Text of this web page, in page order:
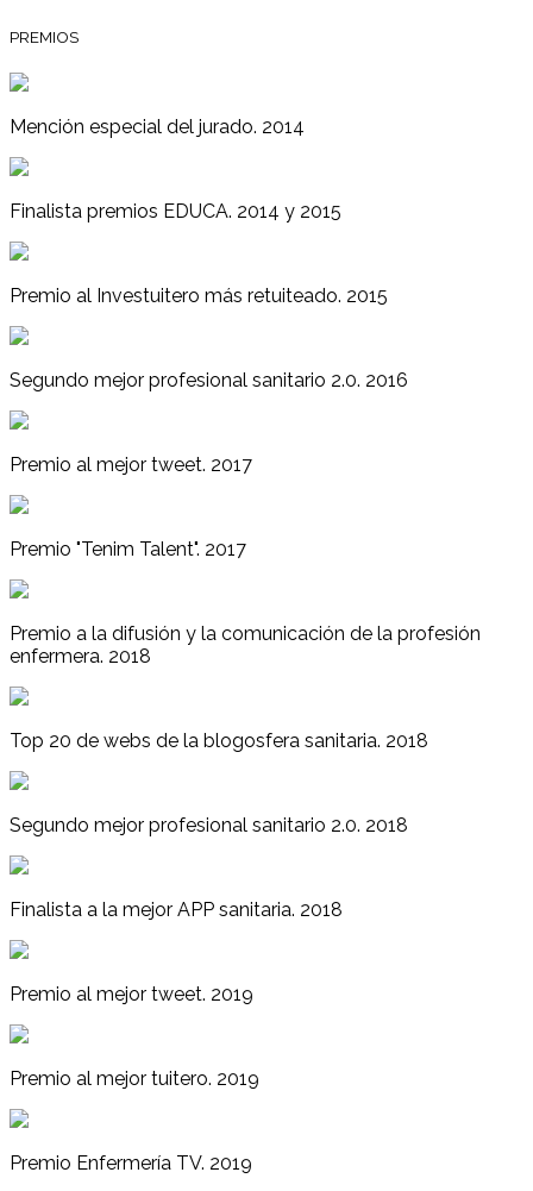
PREMIOS
Mención especial del jurado. 2014
Finalista premios EDUCA. 2014 y 2015
Premio al Investuitero más retuiteado. 2015
Segundo mejor profesional sanitario 2.0. 2016
Premio al mejor tweet. 2017
Premio "Tenim Talent". 2017
Premio a la difusión y la comunicación de la profesión
enfermera. 2018
Top 20 de webs de la blogosfera sanitaria. 2018
Segundo mejor profesional sanitario 2.0. 2018
Finalista a la mejor APP sanitaria. 2018
Premio al mejor tweet. 2019
Premio al mejor tuitero. 2019
Premio Enfermería TV. 2019